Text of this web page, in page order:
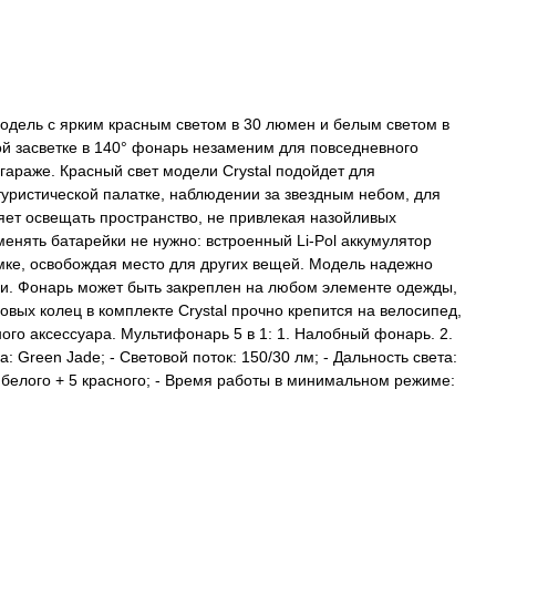
с ярким красным светом в 30 люмен и белым светом в
засветке в 140° фонарь незаменим для повседневного
Красный свет модели Crystal подойдет для
палатке, наблюдении за звездным небом, для
освещать пространство, не привлекая назойливых
батарейки не нужно: встроенный Li-Pol аккумулятор
освобождая место для других вещей. Модель надежно
Фонарь может быть закреплен на любом элементе одежды,
колец в комплекте Crystal прочно крепится на велосипед,
аксессуара. Мультифонарь 5 в 1: 1. Налобный фонарь. 2.
Jade; - Световой поток: 150/30 лм; - Дальность света:
+ 5 красного; - Время работы в минимальном режиме: